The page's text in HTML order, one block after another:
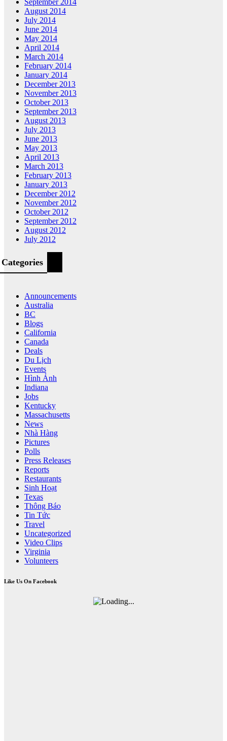
August 2014
July 2014
June 2014
May 2014
April 2014
March 2014
February 2014
January 2014
December 2013
November 2013
October 2013
September 2013
August 2013
July 2013
June 2013
May 2013
April 2013
March 2013
February 2013
January 2013
December 2012
November 2012
October 2012
September 2012
August 2012
July 2012
Categories
Announcements
Australia
BC
Blogs
California
Canada
Deals
Du Lịch
Events
Hình Ảnh
Indiana
Jobs
Kentucky
Massachusetts
News
Nhà Hàng
Pictures
Polls
Press Releases
Reports
Restaurants
Sinh Hoạt
Texas
Thông Báo
Tin Tức
Travel
Uncategorized
Video Clips
Virginia
Volunteers
Like Us On Facebook